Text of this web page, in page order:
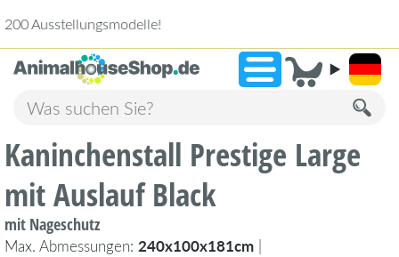
»2.238
Kaninchenstall Prestige Large
mit Auslauf Black
mit Nageschutz
Max. Abmessungen: 240x100x181cm |